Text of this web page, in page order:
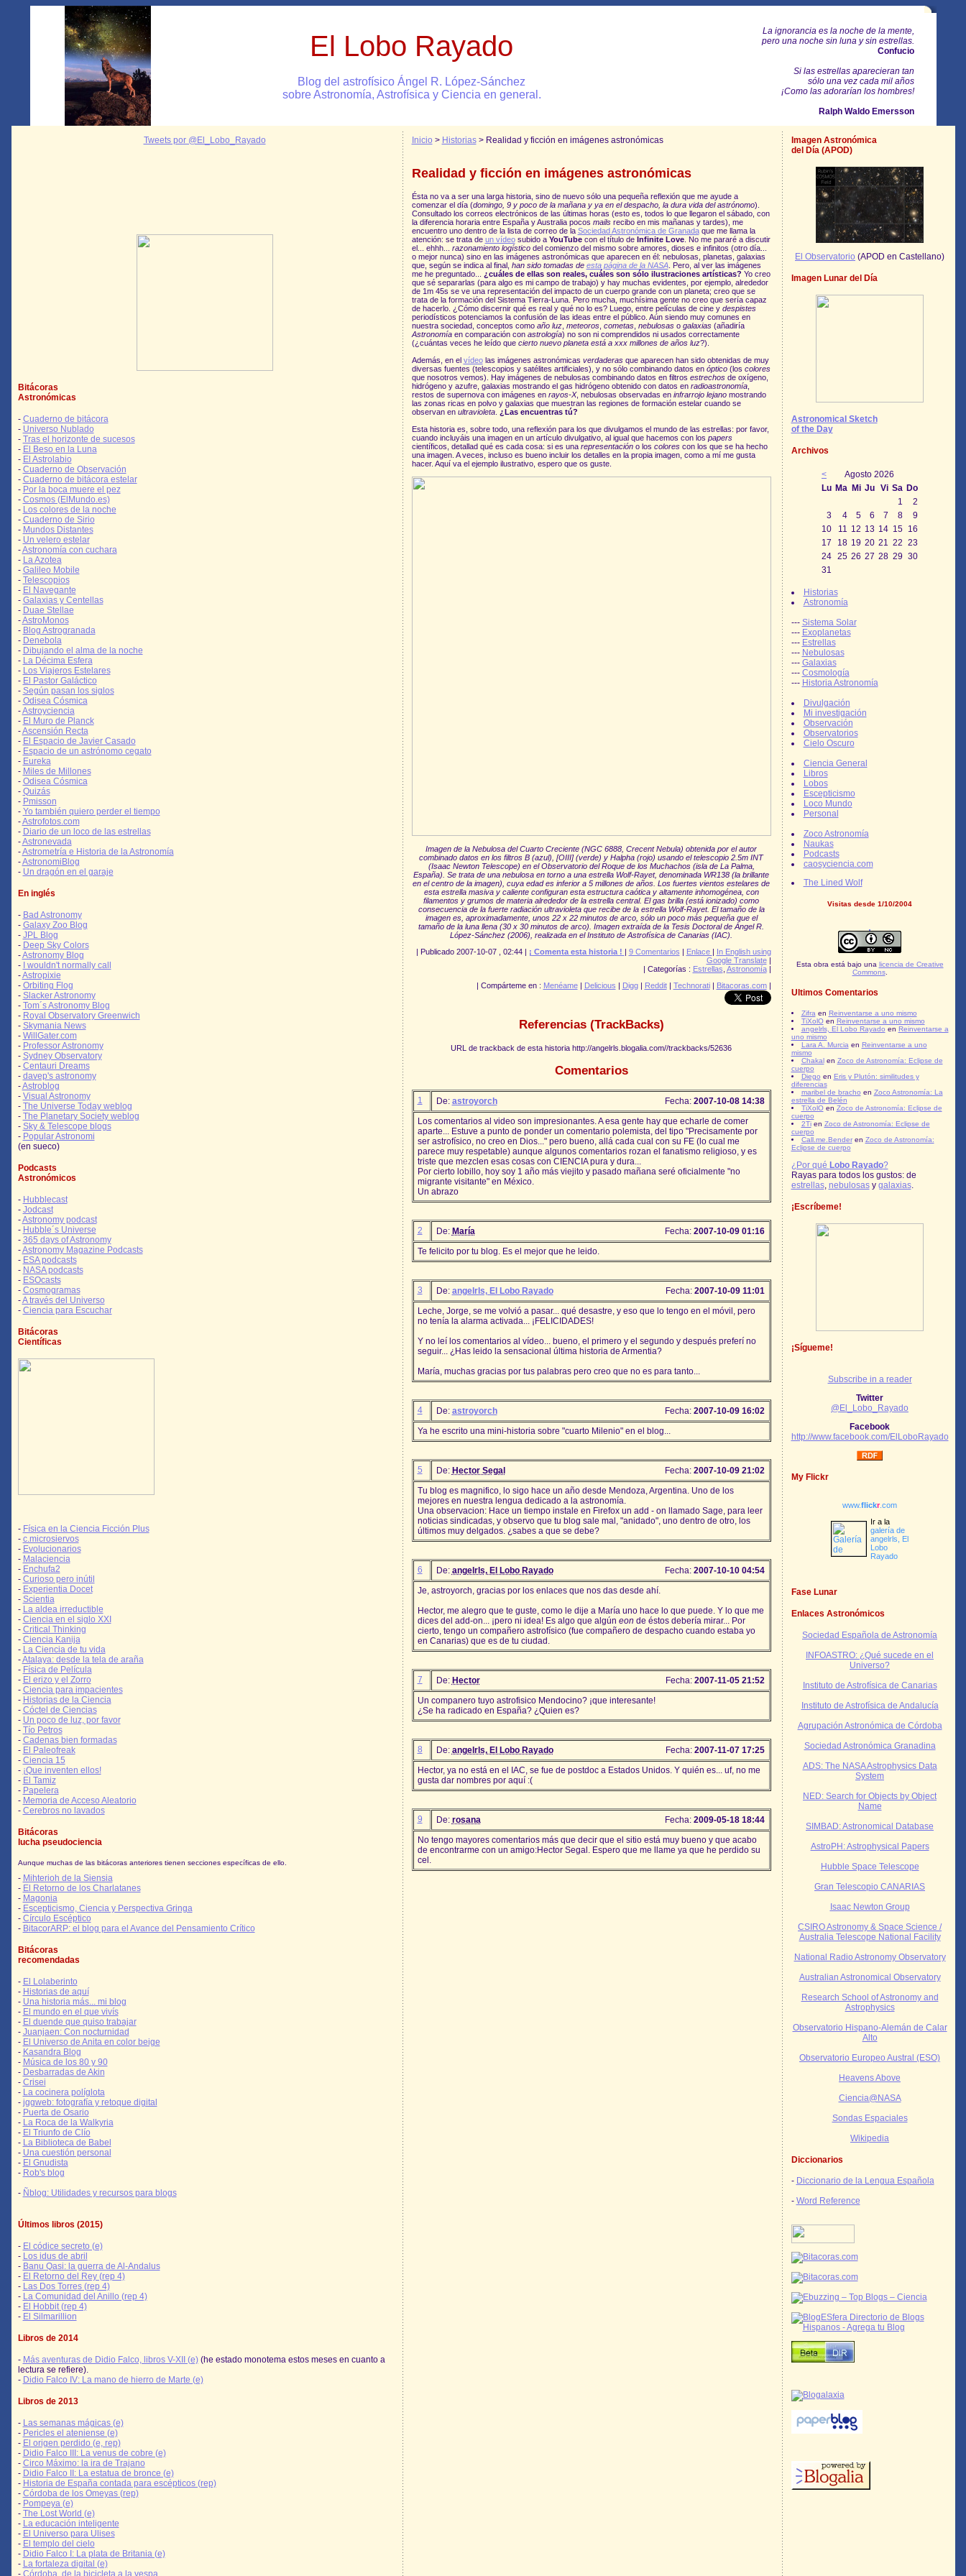
El Lobo Rayado
Blog del astrofísico Ángel R. López-Sánchez
sobre Astronomía, Astrofísica y Ciencia en general.
La ignorancia es la noche de la mente,
pero una noche sin luna y sin estrellas.
Confucio
Si las estrellas aparecieran tan
sólo una vez cada mil años
¡Como las adorarían los hombres!
Ralph Waldo Emersson
Tweets por @El_Lobo_Rayado
Bitácoras
Astronómicas
- Cuaderno de bitácora
- Universo Nublado
- Tras el horizonte de sucesos
- El Beso en la Luna
- El Astrolabio
- Cuaderno de Observación
- Cuaderno de bitácora estelar
- Por la boca muere el pez
- Cosmos (ElMundo.es)
- Los colores de la noche
- Cuaderno de Sirio
- Mundos Distantes
- Un velero estelar
-Astronomía con cuchara
- La Azotea
- Galileo Mobile
- Telescopios
- El Navegante
- Galaxias y Centellas
- Duae Stellae
-AstroMonos
- Blog Astrogranada
- Denebola
- Dibujando el alma de la noche
- La Décima Esfera
- Los Viajeros Estelares
- El Pastor Galáctico
- Según pasan los siglos
- Odisea Cósmica
-Astroyciencia
- El Muro de Planck
-Ascensión Recta
- El Espacio de Javier Casado
- Espacio de un astrónomo cegato
- Eureka
- Miles de Millones
- Odisea Cósmica
- Quizás
- Pmisson
- Yo también quiero perder el tiempo
-Astrofotos.com
- Diario de un loco de las estrellas
-Astronevada
-Astrometría e Historia de la Astronomía
-AstronomiBlog
- Un dragón en el garaje
En inglés
- Bad Astronomy
- Galaxy Zoo Blog
- JPL Blog
- Deep Sky Colors
-Astronomy Blog
- I wouldn't normally call
-Astropixie
- Orbiting Flog
- Slacker Astronomy
- Tom´s Astronomy Blog
- Royal Observatory Greenwich
- Skymania News
- WillGater.com
- Professor Astronomy
- Sydney Observatory
- Centauri Dreams
- davep's astronomy
-Astroblog
- Visual Astronomy
- The Universe Today weblog
- The Planetary Society weblog
- Sky & Telescope blogs
- Popular Astronomi
(en sueco)
Podcasts
Astronómicos
- Hubblecast
- Jodcast
-Astronomy podcast
- Hubble´s Universe
- 365 days of Astronomy
-Astronomy Magazine Podcasts
- ESA podcasts
- NASA podcasts
- ESOcasts
- Cosmogramas
-A través del Universo
- Ciencia para Escuchar
Bitácoras
Científicas
- Física en la Ciencia Ficción Plus
- c.microsiervos
- Evolucionarios
- Malaciencia
- Enchufa2
- Curioso pero inútil
- Experientia Docet
- Scientia
- La aldea irreductible
- Ciencia en el siglo XXI
- Critical Thinking
- Ciencia Kanija
- La Ciencia de tu vida
-Atalaya: desde la tela de araña
- Física de Película
- El erizo y el Zorro
- Ciencia para impacientes
- Historias de la Ciencia
- Cóctel de Ciencias
- Un poco de luz, por favor
- Tío Petros
- Cadenas bien formadas
- El Paleofreak
- Ciencia 15
- ¡Que inventen ellos!
- El Tamiz
- Papelera
- Memoria de Acceso Aleatorio
- Cerebros no lavados
Bitácoras
lucha pseudociencia
Aunque muchas de las bitácoras anteriores tienen secciones específicas de ello.
- Mihterioh de la Siensia
- El Retorno de los Charlatanes
- Magonia
- Escepticismo, Ciencia y Perspectiva Gringa
- Círculo Escéptico
- BitacorARP: el blog para el Avance del Pensamiento Crítico
Bitácoras
recomendadas
- El Lolaberinto
- Historias de aquí
- Una historia más... mi blog
- El mundo en el que vivís
- El duende que quiso trabajar
- Juanjaen: Con nocturnidad
- El Universo de Anita en color beige
- Kasandra Blog
- Música de los 80 y 90
- Desbarradas de Akin
- Crisei
- La cocinera políglota
- jggweb: fotografía y retoque digital
- Puerta de Osario
- La Roca de la Walkyria
- El Triunfo de Clío
- La Biblioteca de Babel
- Una cuestión personal
- El Gnudista
- Rob's blog
- Ñblog: Utilidades y recursos para blogs
Últimos libros (2015)
- El códice secreto (e)
- Los idus de abril
- Banu Qasi: la guerra de Al-Andalus
- El Retorno del Rey (rep 4)
- Las Dos Torres (rep 4)
- La Comunidad del Anillo (rep 4)
- El Hobbit (rep 4)
- El Silmarillion
Libros de 2014
- Más aventuras de Didio Falco, libros V-XII (e)(he estado monotema estos meses en cuanto a
lectura se refiere).
- Didio Falco IV: La mano de hierro de Marte (e)
Libros de 2013
- Las semanas mágicas (e)
- Pericles el ateniense (e)
- El origen perdido (e, rep)
- Didio Falco III: La venus de cobre (e)
- Circo Máximo: la ira de Trajano
- Didio Falco II: La estatua de bronce (e)
- Historia de España contada para escépticos (rep)
- Córdoba de los Omeyas (rep)
- Pompeya (e)
- The Lost World (e)
- La educación inteligente
- El Universo para Ulises
- El templo del cielo
- Didio Falco I: La plata de Britania (e)
- La fortaleza digital (e)
- Córdoba, de la bicicleta a la vespa
Inicio > Historias> Realidad y ficción en imágenes astronómicas
Realidad y ficción en imágenes astronómicas
Ésta no va a ser una larga historia, sino de nuevo sólo una pequeña reflexión que me ayude a
comenzar el día (domingo, 9 y poco de la mañana y ya en el despacho, la dura vida del astrónomo).
Consultado los correos electrónicos de las últimas horas (esto es, todos lo que llegaron el sábado, con
la diferencia horaria entre España y Australia pocos mailsrecibo en mis mañanas y tardes), me
encuentro uno dentro de la lista de correo de la Sociedad Astronómica de Granadaque me llama la
atención: se trata de un vídeosubido a YouTubecon el título de Infinite Love. No me pararé a discutir
el... ehhh... razonamiento logísticodel comienzo del mismo sobre amores, dioses e infinitos (otro día...
o mejor nunca) sino en las imágenes astronómicas que aparecen en él: nebulosas, planetas, galaxias
que, según se indica al final, han sido tomadas de esta página de la NASA. Pero, al ver las imágenes
me he preguntado...
¿cuáles de ellas son reales, cuáles son sólo ilustraciones artísticas? Yo creo
que sé separarlas (para algo es mi campo de trabajo) y hay muchas evidentes, por ejemplo, alrededor
de 1m 45s se ve una representación del impacto de un cuerpo grande con un planeta; creo que se
trata de la formación del Sistema Tierra-Luna. Pero mucha, muchísima gente no creo que sería capaz
de hacerlo. ¿Cómo discernir qué es real y qué no lo es? Luego, entre películas de cine y despistes
periodísticos potenciamos la confusión de las ideas entre el público. Aún siendo muy comunes en
nuestra sociedad, conceptos como año luz, meteoros, cometas, nebulosaso galaxias(añadiría
Astronomíaen comparación con astrología) no son ni comprendidos ni usados correctamente
(¿cuántas veces he leído que cierto nuevo planeta está a xxx millones de años luz?).
Además, en el vídeolas imágenes astronómicas verdaderasque aparecen han sido obtenidas de muy
diversas fuentes (telescopios y satélites artificiales), y no sólo combinando datos en óptico(los colores
que nosotros vemos). Hay imágenes de nebulosas combinando datos en filtros estrechosde oxígeno,
hidrógeno y azufre, galaxias mostrando el gas hidrógeno obtenido con datos en radioastronomía,
restos de supernova con imágenes en rayos-X, nebulosas observadas en infrarrojo lejanomostrando
las zonas ricas en polvo y galaxias que muestran las regiones de formación estelar cuando se
observan en ultravioleta. ¿Las encuentras tú?
Esta historia es, sobre todo, una reflexión para los que divulgamos el mundo de las estrellas: por favor,
cuando incluyáis una imagen en un artículo divulgativo, al igual que hacemos con los papers
científicos, detallad qué es cada cosa: si es una representacióno los colorescon los que se ha hecho
una imagen. A veces, incluso es bueno incluir los detalles en la propia imagen, como a mí me gusta
hacer. Aquí va el ejemplo ilustrativo, espero que os guste.
Imagen de la Nebulosa del Cuarto Creciente (NGC 6888, Crecent Nebula) obtenida por el autor
combinado datos en los filtros B (azul), [OIII] (verde) y Halpha (rojo) usando el telescopio 2.5m INT
(Isaac Newton Telescope) en el Observatorio del Roque de los Muchachos (isla de La Palma,
España). Se trata de una nebulosa en torno a una estrella Wolf-Rayet, denominada WR138 (la brillante
en el centro de la imagen), cuya edad es inferior a 5 millones de años. Los fuertes vientos estelares de
esta estrella masiva y caliente configuran esta estructura caótica y altamente inhomogénea, con
filamentos y grumos de materia alrededor de la estrella central. El gas brilla (está ionizado) como
consecuencia de la fuerte radiación ultravioleta que recibe de la estrella Wolf-Rayet. El tamaño de la
imagen es, aproximadamente, unos 22 x 22 minutos de arco, sólo un poco más pequeña que el
tamaño de la luna llena (30 x 30 minutos de arco). Imagen extraída de la Tesis Doctoral de Ángel R.
López-Sánchez (2006), realizada en el Instituto de Astrofísica de Canarias (IAC).
| Publicado 2007-10-07 , 02:44 | ¡ Comenta esta historia ! | 9 Comentarios | Enlace | In English using
Google Translate|
| Categorías : Estrellas Astronomía|
| Compárteme en : Menéame | Delicious | Digg| Reddit | Technorati| Bitacoras.com|
Referencias (TrackBacks)
URL de trackback de esta historia http://angelrls.blogalia.com//trackbacks/52636
Comentarios
1 De: astroyorch Fecha: 2007-10-08 14:38
Los comentarios al video son impresionantes. A esa gente hay que echarle de comer
aparte... Estuve a punto de ponder un comentario polemista, del tipo "Precisamente por
ser astrofísico, no creo en Dios..." pero bueno, allá cada cual con su FE (lo cual me
parece muy respetable) aunque algunos comentarios rozan el fanatismo religioso, y es
triste que mezclen esas cosas con CIENCIA pura y dura...
Por cierto lobillo, hoy soy 1 año más viejito y pasado mañana seré oficialmente "no
migrante visitante" en México.
Un abrazo
2 De: María Fecha: 2007-10-09 01:16
Te felicito por tu blog. Es el mejor que he leido.
3 De: angelrls, El Lobo Rayado Fecha: 2007-10-09 11:01
Leche, Jorge, se me volvió a pasar... qué desastre, y eso que lo tengo en el móvil, pero
no tenía la alarma activada... ¡FELICIDADES!
Y no leí los comentarios al vídeo... bueno, el primero y el segundo y después preferí no
seguir... ¿Has leido la sensacional última historia de Armentia?
María, muchas gracias por tus palabras pero creo que no es para tanto...
4 De: astroyorch Fecha: 2007-10-09 16:02
Ya he escrito una mini-historia sobre "cuarto Milenio" en el blog...
5 De: Hector Segal Fecha: 2007-10-09 21:02
Tu blog es magnifico, lo sigo hace un año desde Mendoza, Argentina. Uno de los
mejores en nuestra lengua dedicado a la astronomía.
Una observacion: Hace un tiempo instale en Firefox un add - on llamado Sage, para leer
noticias sindicadas, y observo que tu blog sale mal, "anidado", uno dentro de otro, los
últimos muy delgados. ¿sabes a que se debe?
6 De: angelrls, El Lobo Rayado Fecha: 2007-10-10 04:54
Je, astroyorch, gracias por los enlaces que nos das desde ahí.
Hector, me alegro que te guste, como le dije a María uno hace lo que puede. Y lo que me
dices del add-on... ¡pero ni idea! Es algo que algún eon de éstos debería mirar... Por
cierto, tengo un compañero astrofísico (fue compañero de despacho cuando estaba yo
en Canarias) que es de tu ciudad.
7 De: Hector Fecha: 2007-11-05 21:52
Un companero tuyo astrofisico Mendocino? ¡que interesante!
¿Se ha radicado en España? ¿Quien es?
8 De: angelrls, El Lobo Rayado Fecha: 2007-11-07 17:25
Hector, ya no está en el IAC, se fue de postdoc a Estados Unidos. Y quién es... uf, no me
gusta dar nombres por aquí :(
9 De: rosana Fecha: 2009-05-18 18:44
No tengo mayores comentarios más que decir que el sitio está muy bueno y que acabo
de encontrarme con un amigo:Hector Segal. Espero que me llame ya que he perdido su
cel.
Imagen Astronómica
del Día (APOD)
El Observatorio (APOD en Castellano)
Imagen Lunar del Día
Astronomical Sketch
of the Day
Archivos
<
Agosto 2026
Lu Ma Mi Ju Vi Sa Do
1
2
3
4 5 6 7 8
9
10
11 12 13 14 15 16
17
18 19 20 21 22 23
24 25 26 27 28 29 30
31
Historias
Astronomía
--- Sistema Solar
--- Exoplanetas
--- Estrellas
--- Nebulosas
--- Galaxias
--- Cosmología
--- Historia Astronomía
Divulgación
Mi investigación
Observación
Observatorios
Cielo Oscuro
Ciencia General
Libros
Lobos
Escepticismo
Loco Mundo
Personal
Zoco Astronomía
Naukas
Podcasts
caosyciencia.com
The Lined Wolf
Visitas desde 1/10/2004
Esta obra está bajo una licencia de Creative
Commons.
Ultimos Comentarios
Zifra en Reinventarse a uno mismo
TiXolOen Reinventarse a uno mismo
angelrls, El Lobo Rayado en Reinventarse a
uno mismo
Lara A. Murcia en Reinventarse a uno
mismo
Chakalen Zoco de Astronomía: Eclipse de
cuerpo
Diego en Eris y Plutón: similitudes y
diferencias
maribel de bracho en Zoco Astronomía: La
estrella de Belén
TiXolOen Zoco de Astronomía: Eclipse de
cuerpo
2Tien Zoco de Astronomía: Eclipse de
cuerpo
Call.me.Benderen Zoco de Astronomía:
Eclipse de cuerpo
¿Por qué Lobo Rayado?
Rayas para todos los gustos: de
estrellas, nebulosasy galaxias.
¡Escríbeme!
¡Sígueme!
Subscribe in a reader
Twitter
@El_Lobo_Rayado
Facebook
http://www.facebook.com/ElLoboRayado
My Flickr
www.flickr.com
Ir a la
galería de
angelrls, El
Lobo
Rayado
Fase Lunar
Enlaces Astronómicos
Sociedad Española de Astronomía
INFOASTRO: ¿Qué sucede en el
Universo?
Instituto de Astrofísica de Canarias
Instituto de Astrofísica de Andalucía
Agrupación Astronómica de Córdoba
Sociedad Astronómica Granadina
ADS: The NASA Astrophysics Data
System
NED: Search for Objects by Object
Name
SIMBAD: Astronomical Database
AstroPH: Astrophysical Papers
Hubble Space Telescope
Gran Telescopio CANARIAS
Isaac Newton Group
CSIRO Astronomy & Space Science /
Australia Telescope National Facility
National Radio Astronomy Observatory
Australian Astronomical Observatory
Research School of Astronomy and
Astrophysics
Observatorio Hispano-Alemán de Calar
Alto
Observatorio Europeo Austral (ESO)
Heavens Above
Ciencia@NASA
Sondas Espaciales
Wikipedia
Diccionarios
- Diccionario de la Lengua Española
- Word Reference